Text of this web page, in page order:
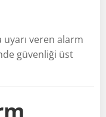
uyarı veren alarm
güvenliği üst